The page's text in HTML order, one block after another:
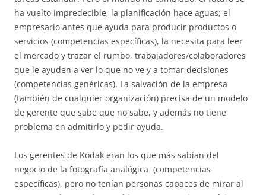
ha vuelto impredecible, la planificación hace aguas; el
empresario antes que ayuda para producir productos o
servicios (competencias específicas), la necesita para leer
el mercado y trazar el rumbo, trabajadores/colaboradores
que le ayuden a ver lo que no ve y a tomar decisiones
(competencias genéricas). La salvación de la empresa
(también de cualquier organización) precisa de un modelo
de gerente que sabe que no sabe, y además no tiene
problema en admitirlo y pedir ayuda.
Los gerentes de Kodak eran los que más sabían del
negocio de la fotografía analógica (competencias
específicas), pero no tenían personas capaces de mirar al